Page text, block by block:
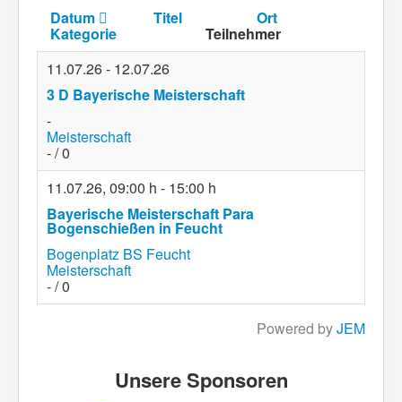
Datum Titel Ort
Kategorie
Teilnehmer
11.07.26- 12.07.26
3 D Bayerische Meisterschaft
-
Meisterschaft
- / 0
11.07.26, 09:00 h - 15:00 h
Bayerische Meisterschaft Para
Bogenschießen in Feucht
Bogenplatz BS Feucht
Meisterschaft
- / 0
Powered byJEM
Unsere Sponsoren